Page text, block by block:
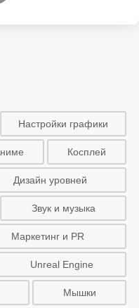
Настройки графики
Косплей
Дизайн уровней
Звук и музыка
Маркетинг и PR
Unreal Engine
Мышки